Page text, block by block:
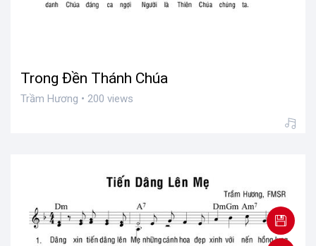
Trong Đền Thánh Chúa
Trầm Hương • 200 views